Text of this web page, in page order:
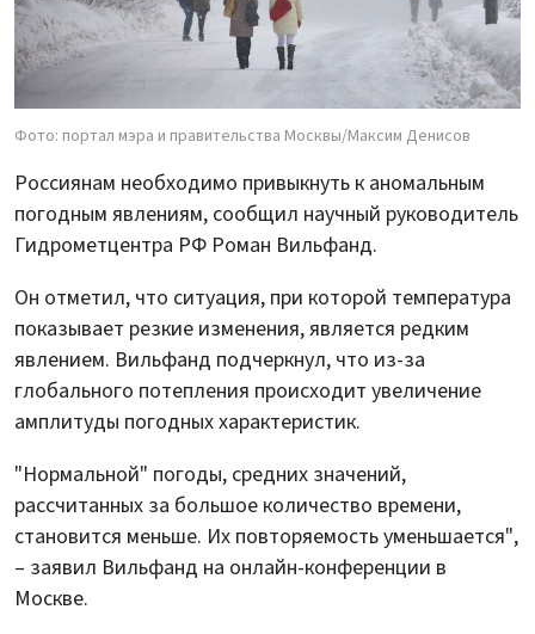
Фото: портал мэра и правительства Москвы/Максим Денисов
Россиянам необходимо привыкнуть к аномальным
погодным явлениям, сообщил научный руководитель
Гидрометцентра РФ Роман Вильфанд.
Он отметил, что ситуация, при которой температура
показывает резкие изменения, является редким
явлением. Вильфанд подчеркнул, что из-за
глобального потепления происходит увеличение
амплитуды погодных характеристик.
"Нормальной" погоды, средних значений,
рассчитанных за большое количество времени,
становится меньше. Их повторяемость уменьшается",
– заявил Вильфанд на онлайн-конференции в
Москве.